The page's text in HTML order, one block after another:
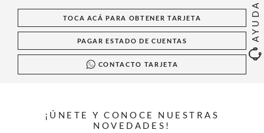
AYUDA
TOCA ACÁ PARA OBTENER TARJETA
PAGAR ESTADO DE CUENTAS
CONTACTO TARJETA
¡ÚNETE Y CONOCE NUESTRAS
NOVEDADES!